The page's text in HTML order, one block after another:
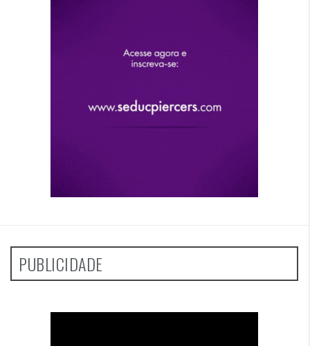
PUBLICIDADE